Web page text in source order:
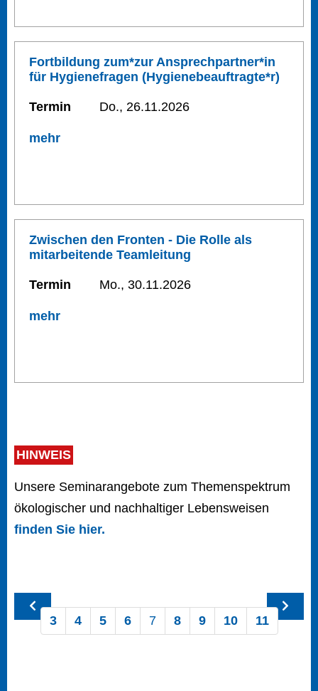
Fortbildung zum*zur Ansprechpartner*in
für Hygienefragen (Hygienebeauftragte*r)
Termin Do., 26.11.2026
mehr
Zwischen den Fronten - Die Rolle als
mitarbeitende Teamleitung
Termin Mo., 30.11.2026
mehr
HINWEIS
Unsere Seminarangebote zum Themenspektrum
ökologischer und nachhaltiger Lebensweisen
finden Sie hier.
3 4 5 6 7 8 9 10 11